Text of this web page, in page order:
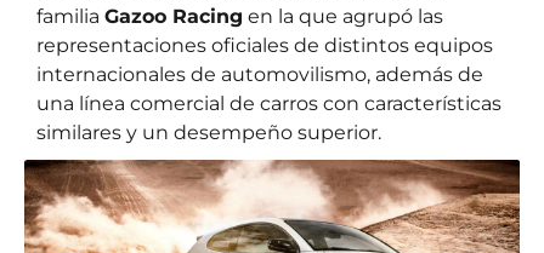
familia Gazoo Racing en la que agrupó las
representaciones oficiales de distintos equipos
internacionales de automovilismo, además de
una línea comercial de carros con características
similares y un desempeño superior.